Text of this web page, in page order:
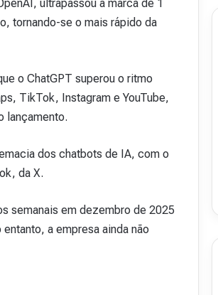
ultrapassou a marca de 1
tornando-se o mais rápido da
o ChatGPT superou o ritmo
TikTok, Instagram e YouTube,
lançamento.
dos chatbots de IA, com o
da X.
semanais em dezembro de 2025
a empresa ainda não